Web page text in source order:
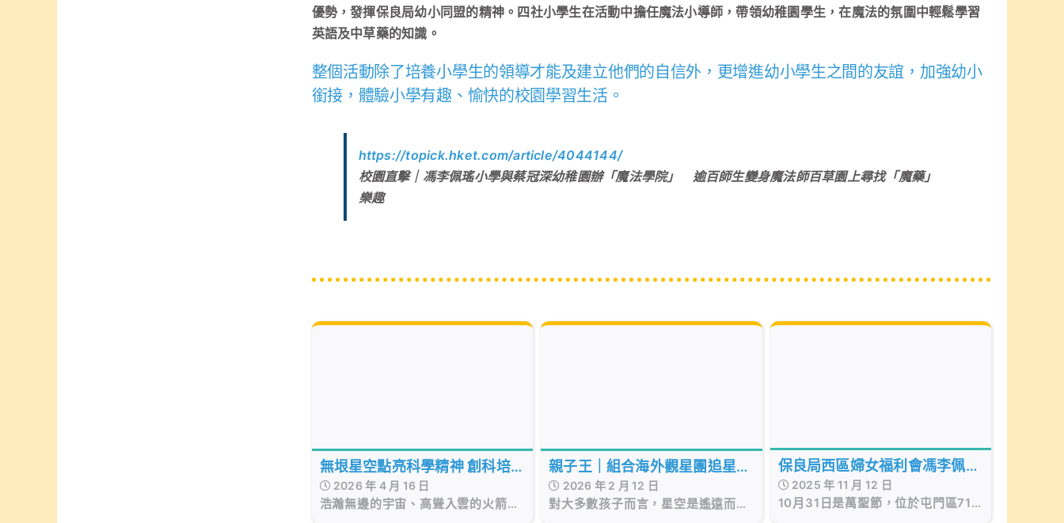
優勢，發揮保良局幼小同盟的精神。四社小學生在活動中擔任魔法小導師，帶領幼稚園學生，在魔法的氛圍中輕鬆學習
英語及中草藥的知識。
整個活動除了培養小學生的領導才能及建立他們的自信外，更增進幼小學生之間的友誼，加強幼小
銜接，體驗小學有趣、愉快的校園學習生活。
https://topick.hket.com/article/4044144/
校園直擊｜馮李佩瑤小學與蔡冠深幼稚園辦「魔法學院」 逾百師生變身魔法師百草園上尋找「魔藥」
樂趣
無垠星空點亮科學精神 創科培
訓打開未來之門
2026 年 4 月 16 日
浩瀚無邊的宇宙、高聳入雲的火箭，
親子王｜組合海外觀星團追星設
校本天文課程-望打造專業級天
文公園
2026 年 2 月 12 日
對大多數孩子而言，星空是遙遠而抽
保良局西區婦女福利會馮李佩瑤
小學 English Fun Day 玩轉哈利
波特！ 革新四社制度 校長：以
2025 年 11 月 12 日
10月31日是萬聖節，位於屯門區71